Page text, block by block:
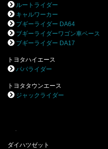
ルートライダー
キャルワーカー
ブギーライダー DA64
ブギーライダーワゴン車ベース
ブギーライダー DA17
トヨタハイエース
パパライダー
トヨタタウンエース
ジャックライダー
ダイハツゼット